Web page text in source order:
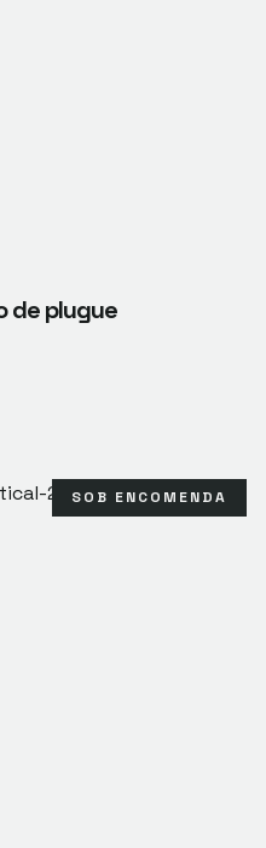
de plugue
SOB ENCOMENDA